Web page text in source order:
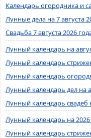
Календарь огородника и
Лунные дела на 7 августа
Свадьба 7 августа 2026
Лунный календарь на
Лунный календарь
Лунный календарь
Лунный календарь дел на
Лунный календарь свадеб
Лунный календарь на 2026
Лунный календарь